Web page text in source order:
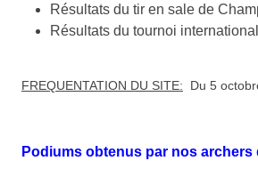
Résultats du tir en sale de
Résultats du tournoi
FREQUENTATION DU SITE: Du 5
Podiums obtenus par nos archers